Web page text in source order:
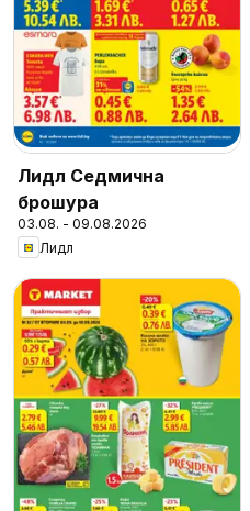
Лидл Седмична
брошура
03.08. - 09.08.2026
Лидл